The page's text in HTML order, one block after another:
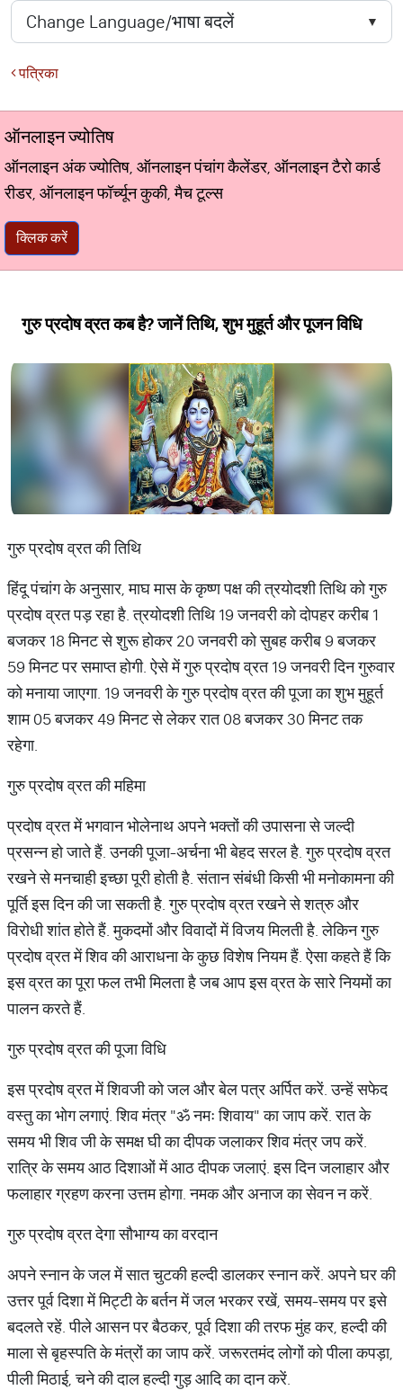
पत्रिका
ऑनलाइन ज्योतिष
ऑनलाइन अंक ज्योतिष, ऑनलाइन पंचांग कैलेंडर, ऑनलाइन टैरो कार्ड
रीडर, ऑनलाइन फॉर्च्यून कुकी, मैच टूल्स
क्लिक करें
गुरु प्रदोष व्रत कब है? जानें तिथि, शुभ मुहूर्त और पूजन विधि
गुरु प्रदोष व्रत की तिथि
हिंदू पंचांग के अनुसार, माघ मास के कृष्ण पक्ष की त्रयोदशी तिथि को गुरु
प्रदोष व्रत पड़ रहा है. त्रयोदशी तिथि 19 जनवरी को दोपहर करीब 1
बजकर 18 मिनट से शुरू होकर 20 जनवरी को सुबह करीब 9 बजकर
59 मिनट पर समाप्त होगी. ऐसे में गुरु प्रदोष व्रत 19 जनवरी दिन गुरुवार
को मनाया जाएगा. 19 जनवरी के गुरु प्रदोष व्रत की पूजा का शुभ मुहूर्त
शाम 05 बजकर 49 मिनट से लेकर रात 08 बजकर 30 मिनट तक
रहेगा.
गुरु प्रदोष व्रत की महिमा
प्रदोष व्रत में भगवान भोलेनाथ अपने भक्तों की उपासना से जल्दी
प्रसन्न हो जाते हैं. उनकी पूजा-अर्चना भी बेहद सरल है. गुरु प्रदोष व्रत
रखने से मनचाही इच्छा पूरी होती है. संतान संबंधी किसी भी मनोकामना की
पूर्ति इस दिन की जा सकती है. गुरु प्रदोष व्रत रखने से शत्रु और
विरोधी शांत होते हैं. मुकदमों और विवादों में विजय मिलती है. लेकिन गुरु
प्रदोष व्रत में शिव की आराधना के कुछ विशेष नियम हैं. ऐसा कहते हैं कि
इस व्रत का पूरा फल तभी मिलता है जब आप इस व्रत के सारे नियमों का
पालन करते हैं.
गुरु प्रदोष व्रत की पूजा विधि
इस प्रदोष व्रत में शिवजी को जल और बेल पत्र अर्पित करें. उन्हें सफेद
वस्तु का भोग लगाएं. शिव मंत्र "ॐ नमः शिवाय" का जाप करें. रात के
समय भी शिव जी के समक्ष घी का दीपक जलाकर शिव मंत्र जप करें.
रात्रि के समय आठ दिशाओं में आठ दीपक जलाएं. इस दिन जलाहार और
फलाहार ग्रहण करना उत्तम होगा. नमक और अनाज का सेवन न करें.
गुरु प्रदोष व्रत देगा सौभाग्य का वरदान
अपने स्नान के जल में सात चुटकी हल्दी डालकर स्नान करें. अपने घर की
उत्तर पूर्व दिशा में मिट्टी के बर्तन में जल भरकर रखें, समय-समय पर इसे
बदलते रहें. पीले आसन पर बैठकर, पूर्व दिशा की तरफ मुंह कर, हल्दी की
माला से बृहस्पति के मंत्रों का जाप करें. जरूरतमंद लोगों को पीला कपड़ा,
पीली मिठाई, चने की दाल हल्दी गुड़ आदि का दान करें.